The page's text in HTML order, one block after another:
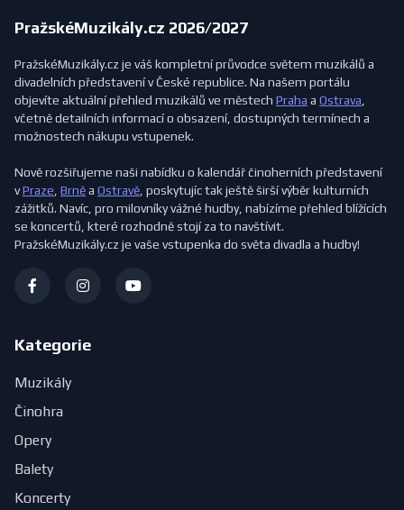
PražskéMuzikály.cz 2026/2027
PražskéMuzikály.cz je váš kompletní průvodce světem muzikálů a
divadelních představení v České republice. Na našem portálu
objevíte aktuální přehled muzikálů ve městech Praha a Ostrava
včetně detailních informací o obsazení, dostupných termínech a
možnostech nákupu vstupenek.
Nově rozšiřujeme naši nabídku o kalendář činoherních představení
vPraze Brněa Ostravě , poskytujíc tak ještě širší výběr kulturních
zážitků. Navíc, pro milovníky vážné hudby, nabízíme přehled blížících
se koncertů, které rozhodně stojí za to navštívit.
PražskéMuzikály.cz je vaše vstupenka do světa divadla a hudby!
Kategorie
Muzikály
Činohra
Opery
Balety
Koncerty